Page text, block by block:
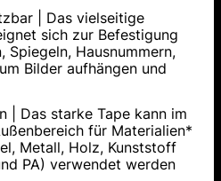
| Das vielseitige
sich zur Befestigung
Spiegeln, Hausnummern,
Bilder aufhängen und
| Das starke Tape kann im
für Materialien*
Metall, Holz, Kunststoff
PA) verwendet werden